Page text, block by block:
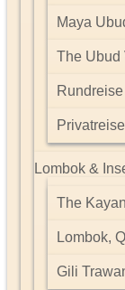
Maya
The Ubud
Lombok &
The
Lombok,
Gili